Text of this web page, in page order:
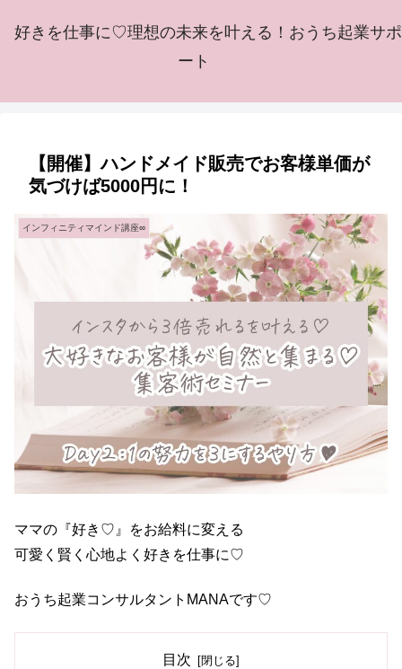
好きを仕事に♡理想の未来を叶える！おうち起業サポ
ート
【開催】ハンドメイド販売でお客様単価が
気づけば5000円に！
インフィニティマインド講座∞
ママの『好き♡』をお給料に変える
可愛く賢く心地よく好きを仕事に♡
おうち起業コンサルタントMANAです♡
目次